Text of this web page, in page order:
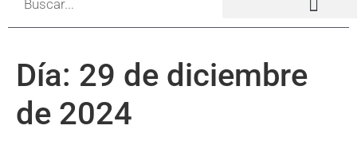
Día: 29 de diciembre
de 2024